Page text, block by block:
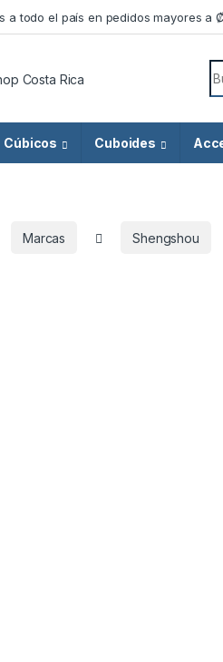
a todo el país en pedidos mayores a
Cúbicos Cuboides
Marcas Shengshou